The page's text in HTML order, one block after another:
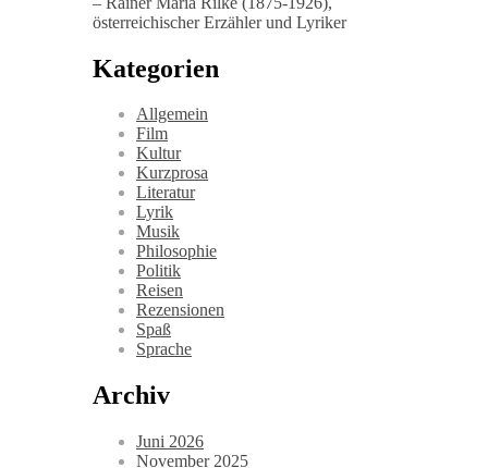
österreichischer Erzähler und Lyriker
Kategorien
Allgemein
Film
Kultur
Kurzprosa
Literatur
Lyrik
Musik
Philosophie
Politik
Reisen
Rezensionen
Spaß
Sprache
Archiv
Juni 2026
November 2025